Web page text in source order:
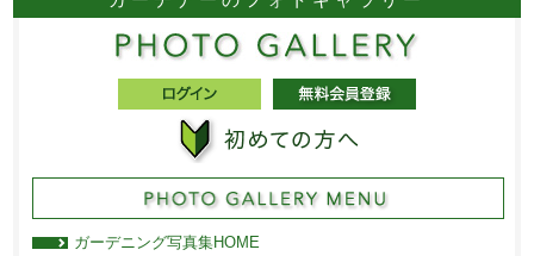
ガーデニング写真集HOME